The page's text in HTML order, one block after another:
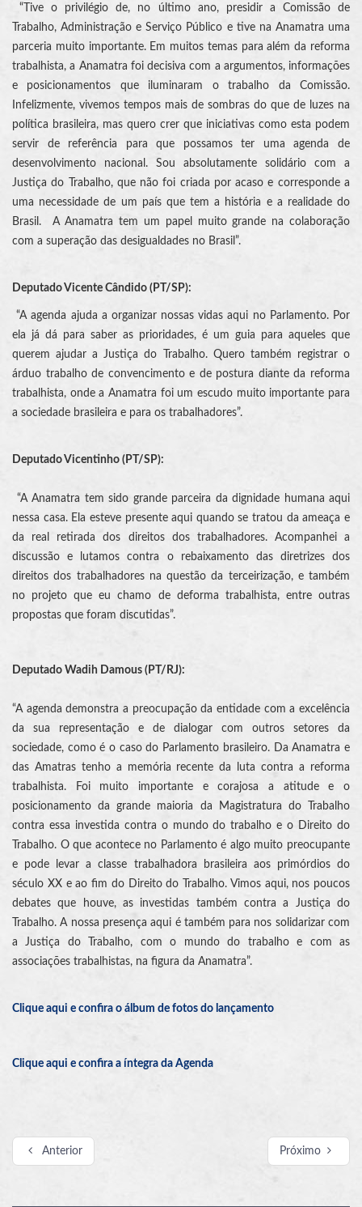
“Tive o privilégio de, no último ano, presidir a Comissão de
Trabalho, Administração e Serviço Público e tive na Anamatra uma
parceria muito importante. Em muitos temas para além da reforma
trabalhista, a Anamatra foi decisiva com a argumentos, informações
e posicionamentos que iluminaram o trabalho da Comissão.
Infelizmente, vivemos tempos mais de sombras do que de luzes na
política brasileira, mas quero crer que iniciativas como esta podem
servir de referência para que possamos ter uma agenda de
desenvolvimento nacional. Sou absolutamente solidário com a
Justiça do Trabalho, que não foi criada por acaso e corresponde a
uma necessidade de um país que tem a história e a realidade do
Brasil. A Anamatra tem um papel muito grande na colaboração
com a superação das desigualdades no Brasil”.
Deputado Vicente Cândido (PT/SP):
“A agenda ajuda a organizar nossas vidas aqui no Parlamento. Por
ela já dá para saber as prioridades, é um guia para aqueles que
querem ajudar a Justiça do Trabalho. Quero também registrar o
árduo trabalho de convencimento e de postura diante da reforma
trabalhista, onde a Anamatra foi um escudo muito importante para
a sociedade brasileira e para os trabalhadores”.
Deputado Vicentinho (PT/SP):
“A Anamatra tem sido grande parceira da dignidade humana aqui
nessa casa. Ela esteve presente aqui quando se tratou da ameaça e
da real retirada dos direitos dos trabalhadores. Acompanhei a
discussão e lutamos contra o rebaixamento das diretrizes dos
direitos dos trabalhadores na questão da terceirização, e também
no projeto que eu chamo de deforma trabalhista, entre outras
propostas que foram discutidas”.
Deputado Wadih Damous (PT/RJ):
“A agenda demonstra a preocupação da entidade com a excelência
da sua representação e de dialogar com outros setores da
sociedade, como é o caso do Parlamento brasileiro. Da Anamatra e
das Amatras tenho a memória recente da luta contra a reforma
trabalhista. Foi muito importante e corajosa a atitude e o
posicionamento da grande maioria da Magistratura do Trabalho
contra essa investida contra o mundo do trabalho e o Direito do
Trabalho. O que acontece no Parlamento é algo muito preocupante
e pode levar a classe trabalhadora brasileira aos primórdios do
século XX e ao fim do Direito do Trabalho. Vimos aqui, nos poucos
debates que houve, as investidas também contra a Justiça do
Trabalho. A nossa presença aqui é também para nos solidarizar com
a Justiça do Trabalho, com o mundo do trabalho e com as
associações trabalhistas, na figura da Anamatra”.
Clique aqui e confira o álbum de fotos do lançamento
Clique aqui e confira a íntegra da Agenda
Anterior Próximo